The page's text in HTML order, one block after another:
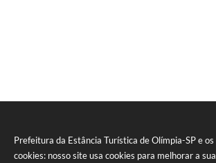
Prefeitura da Estância Turística de Olímpia-SP e os
cookies: nosso site usa cookies para melhorar a sua